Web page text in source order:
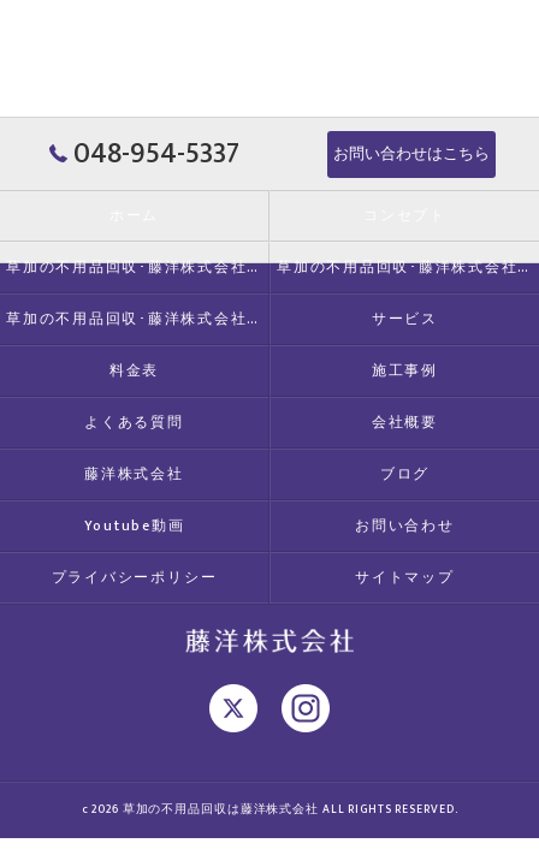
048-954-5337 お問い合わせはこちら
草加の不用品回収･藤洋株式会社の口コミ情報 草加の不用品回収･藤洋株式会社の評判
草加の不用品回収･藤洋株式会社のお客様の声 サービス
料金表 施工事例
よくある質問 会社概要
藤洋株式会社 ブログ
Youtube動画 お問い合わせ
プライバシーポリシー サイトマップ
c 2026 草加の不用品回収は藤洋株式会社 ALL RIGHTS RESERVED.